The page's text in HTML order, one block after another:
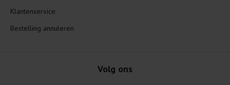
Klantenservice
Bestelling annuleren
Volg ons